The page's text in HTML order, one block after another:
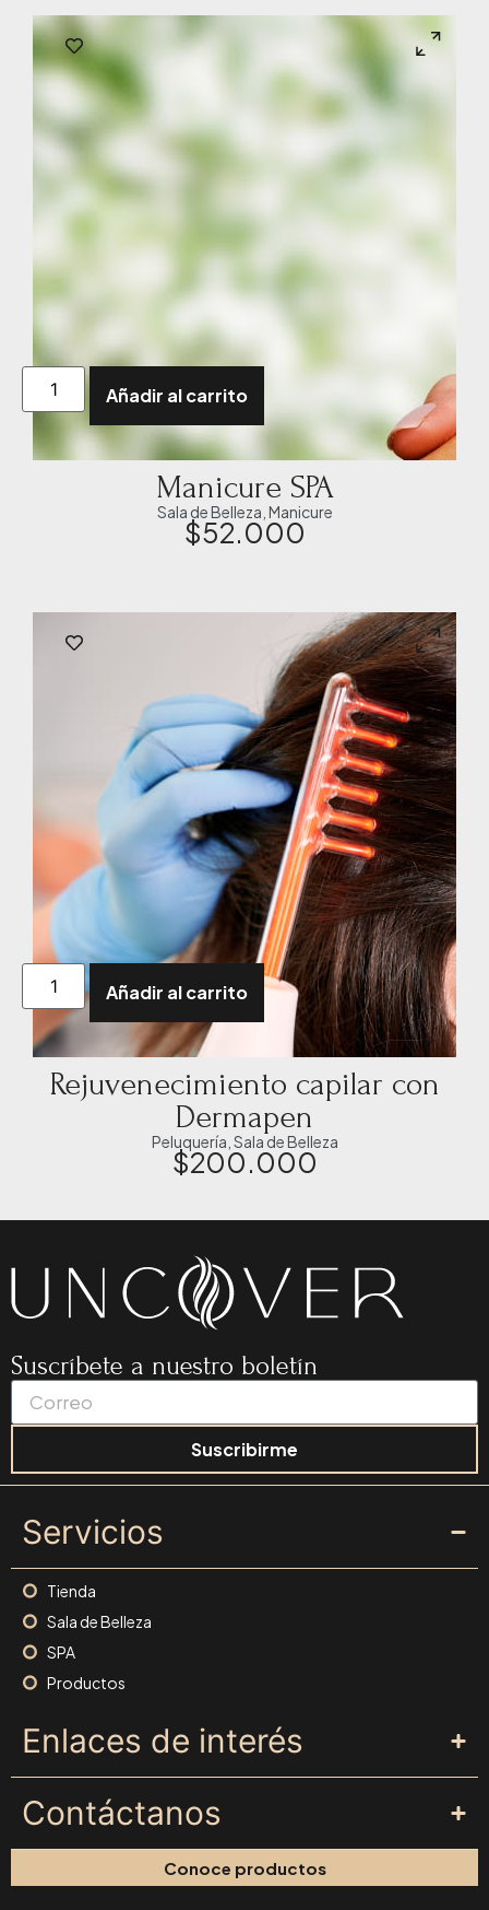
Añadir al carrito
Manicure SPA
Sala de Belleza Manicure
$52.000
Añadir al carrito
Rejuvenecimiento capilar con
Dermapen
Peluquería Sala de Belleza
$200.000
Suscríbete a nuestro boletín
Suscribirme
Servicios
Tienda
Sala de Belleza
SPA
Productos
Enlaces de interés
Contáctanos
Conoce productos